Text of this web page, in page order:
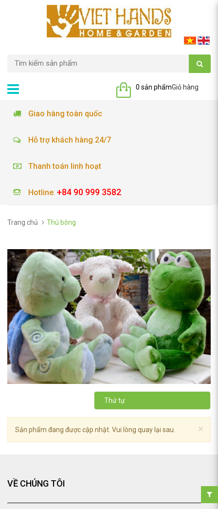
Giỏ hàng
0 sản phẩm
Giao hàng toàn quốc
Hỗ trợ khách hàng 24/7
Thanh toán linh hoạt
Hotline: +84 90 999 3582
Trang chủ Thú bông
Thứ tự
×
Sản phẩm đang được cập nhật. Vui lòng quay lại sau.
VỀ CHÚNG TÔI